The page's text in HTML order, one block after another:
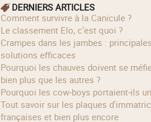
DERNIERS ARTICLES
Comment survivre à la Canicule ?
Le classement Elo, c’est quoi ?
Crampes dans les jambes : principales causes et
solutions efficaces
Pourquoi les chauves doivent se méfier du soleil
bien plus que les autres ?
Pourquoi les cow‑boys portaient‑ils
Tout savoir sur les plaques d'immatriculation
françaises et bien plus encore